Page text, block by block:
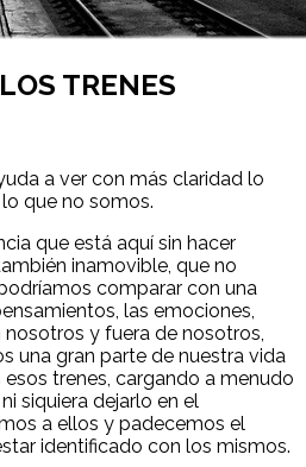
TRENES
a ver con más claridad lo
que no somos.
que está aquí sin hacer
inamovible, que no
comparar con una
las emociones,
y fuera de nosotros,
una gran parte de nuestra vida
trenes, cargando a menudo
siquiera dejarlo en el
a ellos y padecemos el
identificado con los mismos.